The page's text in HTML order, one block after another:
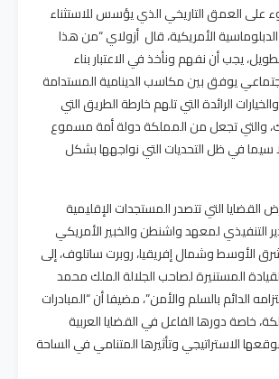
على العمق التاريخي الذي يؤسس للاستثناء
الأمريكية، قال أزولاي “من هذا
يجب أن نفهم ونأخذ في الاعتبار بناء
يوفق بين مكاسب الدينامية المستدامة
الرائدة التي تلهم خارطة الطريق التي
والتي تجعل من المملكة دولة أمة مسموع
في ظل التحديات التي نواجهها بشكل
التي تتصدر المستجدات الإقليمية
التنفيذي لمعهد واشنطن والخبير الأمريكي
الأوسط وشمال إفريقيا، روبرت ساتلوف، إلى
المستنيرة لصاحب الجلالة الملك محمد
الدائم بالسلم والأمن”، مضيفا أن “المبادرات
خاصة دورها الفاعل في القضايا العربية
الاستراتيجي وتأثيرها المتنامي في الساحة